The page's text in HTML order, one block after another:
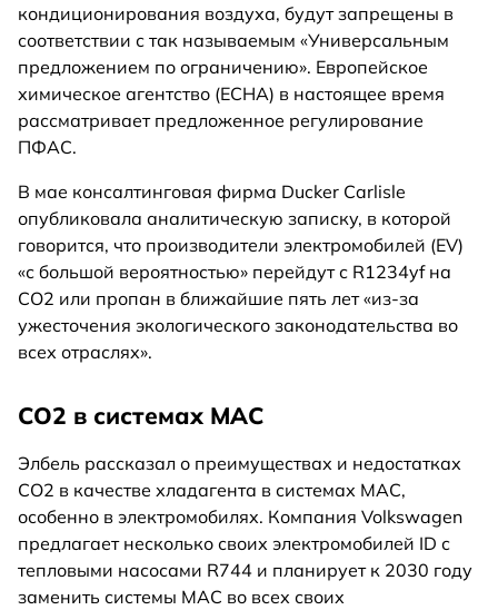
кондиционирования воздуха, будут запрещены в
соответствии с так называемым «Универсальным
предложением по ограничению». Европейское
химическое агентство (ECHA) в настоящее время
рассматривает предложенное регулирование
ПФАС.
В мае консалтинговая фирма Ducker Carlisle
опубликовала аналитическую записку, в которой
говорится, что производители электромобилей (EV)
«с большой вероятностью» перейдут с R1234yf на
CO2 или пропан в ближайшие пять лет «из-за
ужесточения экологического законодательства во
всех отраслях».
CO2 в системах MAC
Элбель рассказал о преимуществах и недостатках
CO2 в качестве хладагента в системах MAC,
особенно в электромобилях. Компания Volkswagen
предлагает несколько своих электромобилей ID с
тепловыми насосами R744 и планирует к 2030 году
заменить системы MAC во всех своих